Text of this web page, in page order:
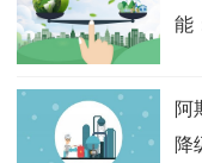
能
阿
降